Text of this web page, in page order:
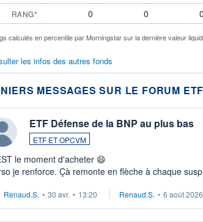
RANG* 0 0 0
calculés en percentile par Morningstar sur la dernière valeur
les infos des autres fonds
MESSAGES SUR LE FORUM
ETF Défense de la BNP au plus bas
ETF ET OPCVM
le moment d'acheter 😄​
je renforce. Çà remonte en flèche à chaque
Renaud.S. • 30 avr. • 13:20 Renaud.S. • 6 août 2026